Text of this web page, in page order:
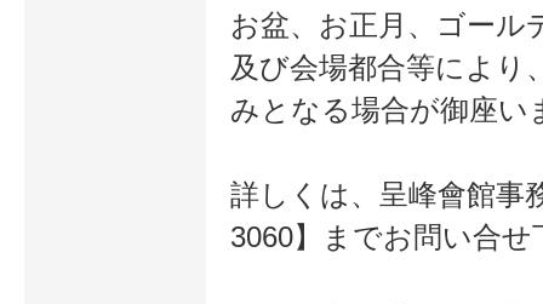
お盆、お正月、ゴール
及び会場都合等により
みとなる場合が御座い
詳しくは、呈峰會館事
3060】までお問い合せ